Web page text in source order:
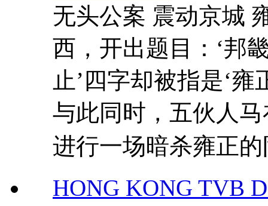
无头公案 震动京城
西，开出题目：‘邦
止’四字却被指是‘
与此同时，五伙人马
进行一场暗杀雍正
HONG KONG TVB